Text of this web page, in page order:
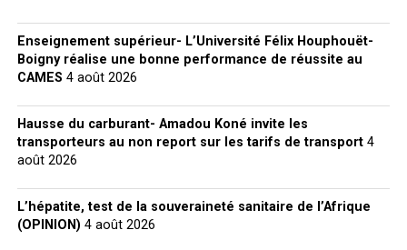
Enseignement supérieur- L’Université Félix Houphouët-
Boigny réalise une bonne performance de réussite au
CAMES 4 août 2026
Hausse du carburant- Amadou Koné invite les
transporteurs au non report sur les tarifs de transport 4
août 2026
L’hépatite, test de la souveraineté sanitaire de l’Afrique
(OPINION) 4 août 2026